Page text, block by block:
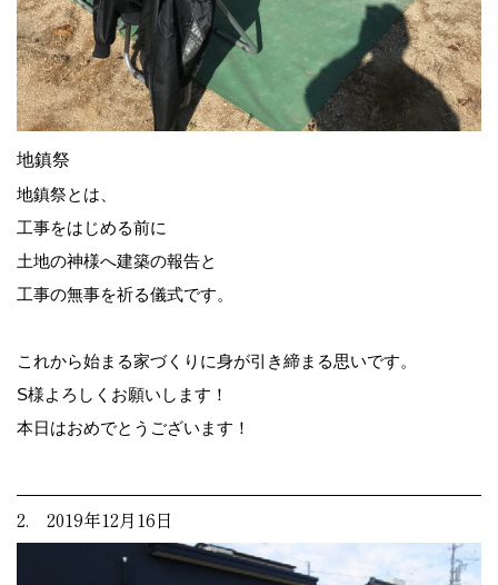
地鎮祭
地鎮祭とは、
工事をはじめる前に
土地の神様へ建築の報告と
工事の無事を祈る儀式です。
これから始まる家づくりに身が引き締まる思いです。
S様よろしくお願いします！
本日はおめでとうございます！
2. 2019年12月16日